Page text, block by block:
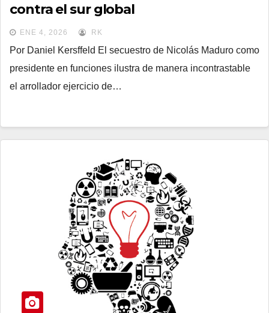
contra el sur global
ENE 4, 2026 RK
Por Daniel Kersffeld El secuestro de Nicolás Maduro como
presidente en funciones ilustra de manera incontrastable
el arrollador ejercicio de…